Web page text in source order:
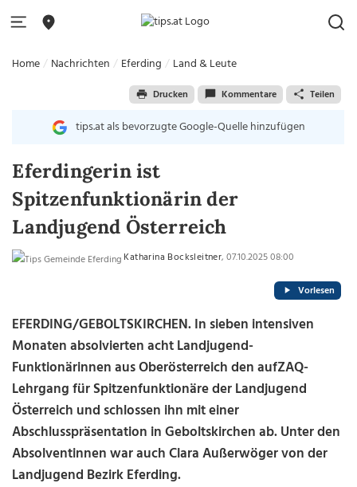
Home Nachrichten Eferding Land & Leute
Drucken Kommentare Teilen
tips.at als bevorzugte Google-Quelle hinzufügen
Eferdingerin ist
Spitzenfunktionärin der
Landjugend Österreich
Katharina Bocksleitner, 07.10.2025 08:00
Vorlesen
EFERDING/GEBOLTSKIRCHEN. In sieben intensiven
Monaten absolvierten acht Landjugend-
Funktionärinnen aus Oberösterreich den aufZAQ-
Lehrgang für Spitzenfunktionäre der Landjugend
Österreich und schlossen ihn mit einer
Abschlusspräsentation in Geboltskirchen ab. Unter den
Absolventinnen war auch Clara Außerwöger von der
Landjugend Bezirk Eferding.